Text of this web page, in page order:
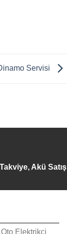
Servisi
Akü Satış
Oto Elektrikçi